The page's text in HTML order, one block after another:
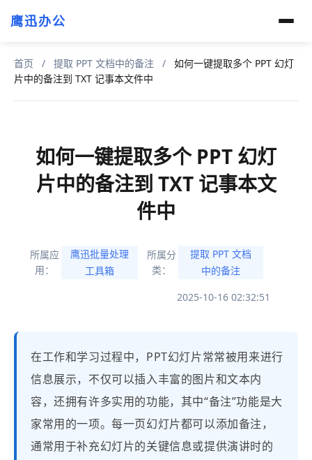
鹰迅办公
首页 / 提取 PPT 文档中的备注 /
如何一键提取多个 PPT 幻灯
片中的备注到 TXT 记事本文件中
如何一键提取多个 PPT 幻灯
片中的备注到 TXT 记事本文
件中
所属应
用：
鹰迅批量处理
工具箱
所属分
类：
提取 PPT 文档
中的备注
2025-10-16 02:32:51
在工作和学习过程中，PPT幻灯片常常被用来进行
信息展示，不仅可以插入丰富的图片和文本内
容，还拥有许多实用的功能，其中“备注”功能是大
家常用的一项。每一页幻灯片都可以添加备注，
通常用于补充幻灯片的关键信息或提供演讲时的